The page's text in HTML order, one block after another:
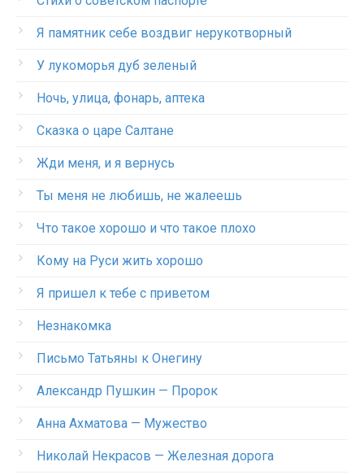
Я памятник себе воздвиг нерукотворный
У лукоморья дуб зеленый
Ночь, улица, фонарь, аптека
Сказка о царе Салтане
Жди меня, и я вернусь
Ты меня не любишь, не жалеешь
Что такое хорошо и что такое плохо
Кому на Руси жить хорошо
Я пришел к тебе с приветом
Незнакомка
Письмо Татьяны к Онегину
Александр Пушкин — Пророк
Анна Ахматова — Мужество
Николай Некрасов — Железная дорога